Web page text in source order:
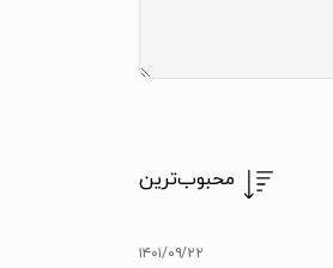
محبوب‌ترین
۱۴۰۱/۰۹/۲۲